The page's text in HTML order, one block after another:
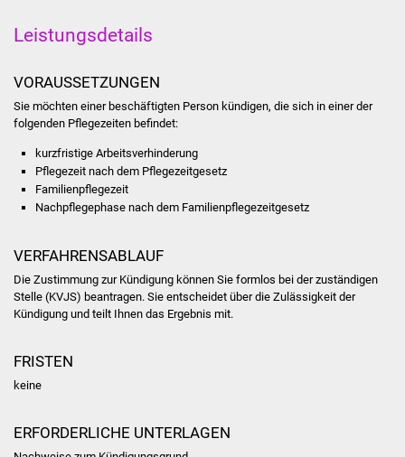
Soziale Einrichtungen
Fachteam Jugend
Kinder- und
Leistungsdetails
VORAUSSETZUNGEN
Sie möchten einer beschäftigten Person kündigen, die sich in einer der
folgenden Pflegezeiten befindet:
kurzfristige Arbeitsverhinderung
Pflegezeit nach dem Pflegezeitgesetz
Familienpflegezeit
Nachpflegephase nach dem Familienpflegezeitgesetz
VERFAHRENSABLAUF
Die Zustimmung zur Kündigung können Sie formlos bei der zuständigen
Stelle (KVJS) beantragen. Sie entscheidet über die Zulässigkeit der
Kündigung und teilt Ihnen das Ergebnis mit.
FRISTEN
keine
ERFORDERLICHE UNTERLAGEN